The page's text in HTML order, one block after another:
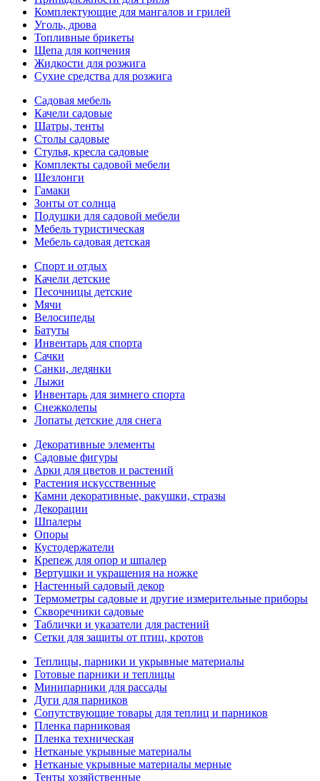
Комплектующие для мангалов и грилей
Уголь, дрова
Топливные брикеты
Щепа для копчения
Жидкости для розжига
Сухие средства для розжига
Садовая мебель
Качели садовые
Шатры, тенты
Столы садовые
Стулья, кресла садовые
Комплекты садовой мебели
Шезлонги
Гамаки
Зонты от солнца
Подушки для садовой мебели
Мебель туристическая
Мебель садовая детская
Спорт и отдых
Качели детские
Песочницы детские
Мячи
Велосипеды
Батуты
Инвентарь для спорта
Сачки
Санки, ледянки
Лыжи
Инвентарь для зимнего спорта
Снежколепы
Лопаты детские для снега
Декоративные элементы
Садовые фигуры
Арки для цветов и растений
Растения искусственные
Камни декоративные, ракушки, стразы
Декорации
Шпалеры
Опоры
Кустодержатели
Крепеж для опор и шпалер
Вертушки и украшения на ножке
Настенный садовый декор
Термометры садовые и другие измерительные приборы
Скворечники садовые
Таблички и указатели для растений
Сетки для защиты от птиц, кротов
Теплицы, парники и укрывные материалы
Готовые парники и теплицы
Минипарники для рассады
Дуги для парников
Сопутствующие товары для теплиц и парников
Пленка парниковая
Пленка техническая
Нетканые укрывные материалы
Нетканые укрывные материалы мерные
Тенты хозяйственные